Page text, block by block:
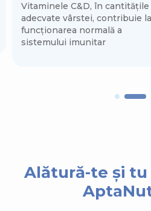
Vitaminele C&D, în cantitățile
adecvate vârstei, contribuie la
funcționarea normală a
sistemului imunitar
Alătură-te și